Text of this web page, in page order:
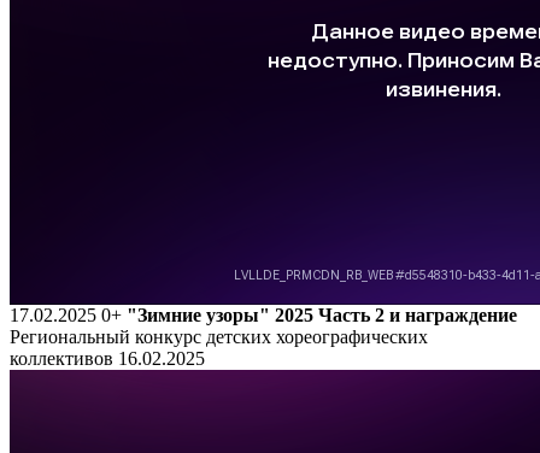
17.02.2025 0+ "Зимние узоры" 2025 Часть 2 и награждение
Региональный конкурс детских хореографических
коллективов 16.02.2025